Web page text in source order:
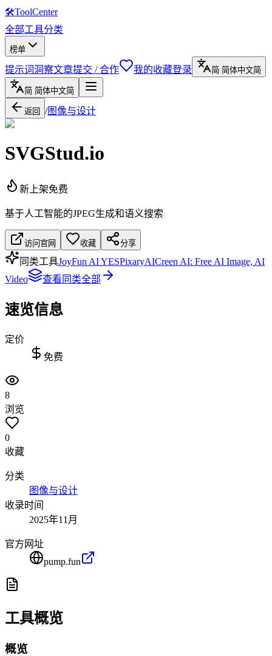
🛠ToolCenter
全部工具分类
榜单
提示词洞察文章提交 / 合作 我的收藏登录 简 简体中文简
简 简体中文简
返回 /图像与设计
SVGStud.io
新上架免费
基于人工智能的JPEG生成和语义搜索
访问官网 收藏 分享
同类工具JoyFun AI YESPixaryAICreen AI: Free AI Image, AI
Video
查看同类全部
速览信息
定价
免费
8
浏览
0
收藏
分类
图像与设计
收录时间
2025年11月
官方网址
pump.fun
工具概览
概览